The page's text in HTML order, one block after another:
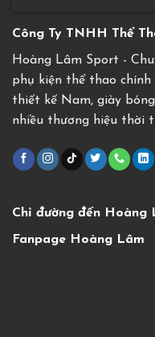
Công Ty TNHH Thể
Hoàng Lâm Sport -
phụ kiện thể thao
thiết kế Nam, giày
nhiều thương hiệu thời
Chỉ đường đến Hoàng
Fanpage Hoàng Lâm